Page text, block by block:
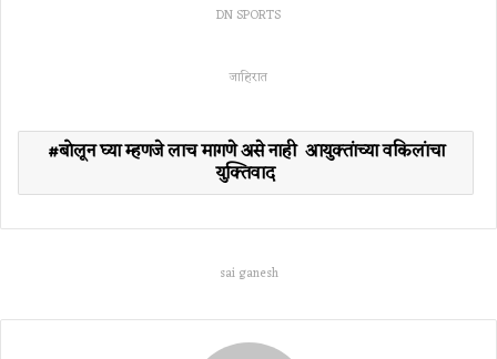
DN SPORTS
जाहिरात
बोलून घ्या म्हणजे लाच मागणे असे नाही आयुक्तांच्या वकिलांचा
युक्तिवाद
sai ganesh